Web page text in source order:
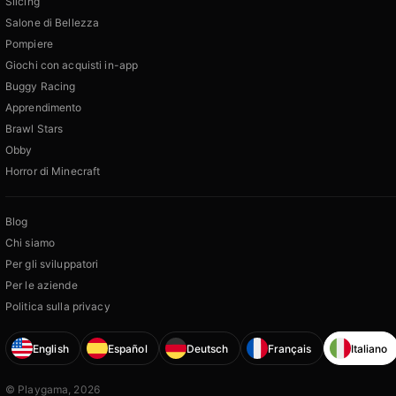
Salone di Bellezza
Pompiere
Giochi con acquisti in-app
Buggy Racing
Apprendimento
Brawl Stars
Obby
Horror di Minecraft
Blog
Chi siamo
Per gli sviluppatori
Per le aziende
Politica sulla privacy
English Español Deutsch Français Italiano
© Playgama, 2026